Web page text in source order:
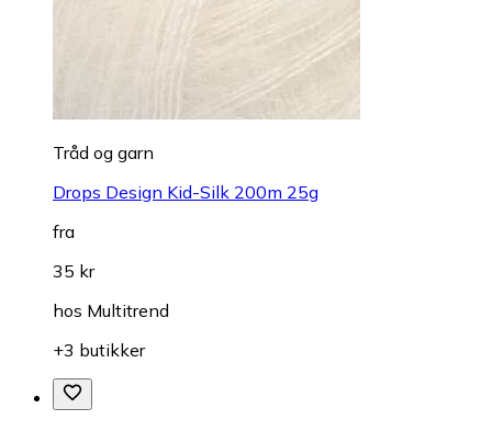
Tråd og garn
Drops Design Kid-Silk 200m 25g
fra
35 kr
hos Multitrend
+3 butikker